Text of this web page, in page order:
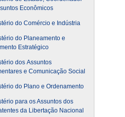
Econômicos
do Comércio e Indústria
do Planeamento e
Estratégico
dos Assuntos
e Comunicação Social
do Plano e Ordenamento
para os Assuntos dos
da Libertação Nacional